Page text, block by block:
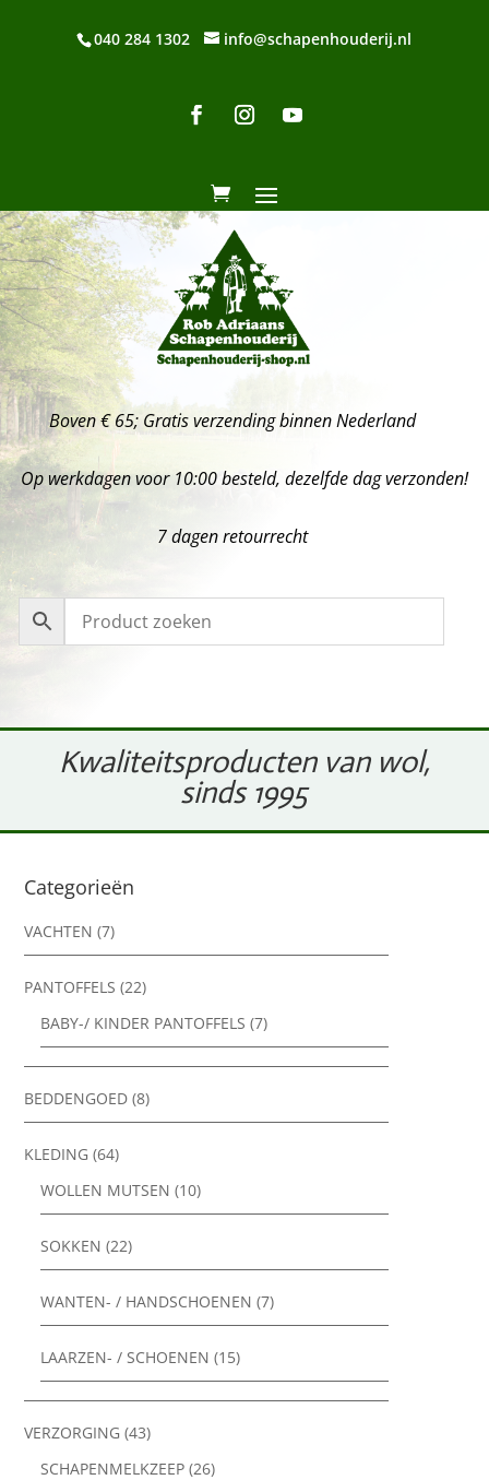
040 284 1302 info@schapenhouderij.nl
Boven € 65; Gratis verzending binnen Nederland
Op werkdagen voor 10:00 besteld, dezelfde dag verzonden!
7 dagen retourrecht
Kwaliteitsproducten van wol,
sinds 1995
Categorieën
VACHTEN (7)
PANTOFFELS (22)
BABY-/ KINDER PANTOFFELS (7)
BEDDENGOED (8)
KLEDING (64)
WOLLEN MUTSEN (10)
SOKKEN (22)
WANTEN- / HANDSCHOENEN (7)
LAARZEN- / SCHOENEN (15)
VERZORGING (43)
SCHAPENMELKZEEP (26)